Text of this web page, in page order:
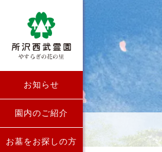
お知らせ
園内のご紹介
お墓をお探しの方